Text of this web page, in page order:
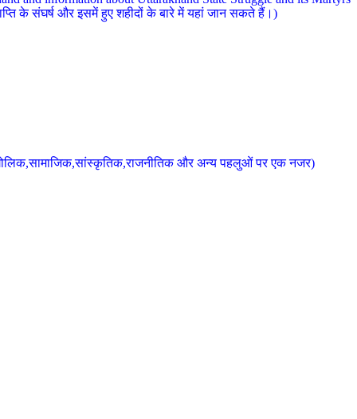
के संघर्ष और इसमें हुए शहीदों के बारे में यहां जान सकते हैं।)
और अन्य पहलुओं पर एक नजर)